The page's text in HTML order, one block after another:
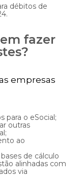
débitos de
fazer
empresas
para o eSocial;
outras
ao
de cálculo
alinhadas com
via